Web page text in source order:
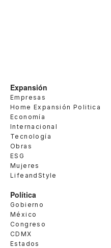
Expansión
Empresas
Home Expansión Politica
Economía
Internacional
Tecnología
Obras
ESG
Mujeres
LifeandStyle
Política
Gobierno
México
Congreso
CDMX
Estados